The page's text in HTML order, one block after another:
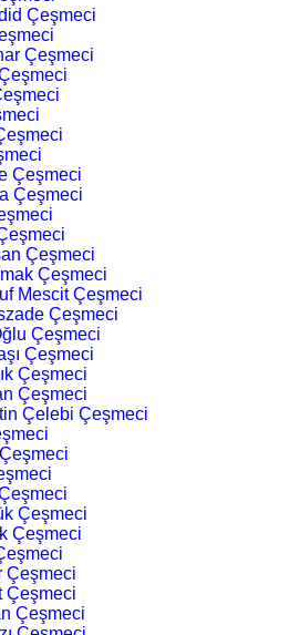
Çeşmeci
Çeşmeci
Çeşmeci
Çeşmeci
Çeşmeci
Çeşmeci
Mescit Çeşmeci
Çeşmeci
Çeşmeci
Çeşmeci
Çeşmeci
Çeşmeci
Çelebi Çeşmeci
Çeşmeci
Çeşmeci
Çeşmeci
Çeşmeci
Çeşmeci